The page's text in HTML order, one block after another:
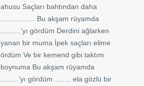
ahusu Saçları bahtından daha
................. Bu akşam rüyamda
..........’yı gördüm Derdini ağlarken
yanan bir muma İpek saçları elime
ördüm Ve bir kemend gibi taktım
boynuma Bu akşam rüyamda
.........’yı gördüm ........ ela gözlü bir